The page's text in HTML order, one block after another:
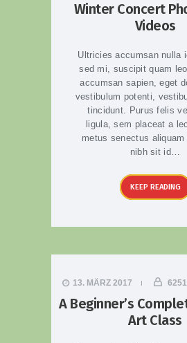
Winter Concert
Videos
Ultricies accumsan nulla
sed mi, suscipit quam
accumsan sapien, eget
vestibulum potenti,
tincidunt. Purus felis
ligula, sem placeat a
metus senectus aliquam
nibh sit id…
KEEP READING
13. MÄRZ 2017
A Beginner’s
Art Class